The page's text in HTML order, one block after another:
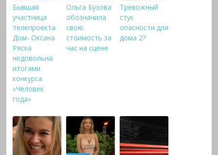
Бывшая
участница
телепроекта
Дом- Оксана
Ряска
недовольна
итогами
конкурса
«Человек
года»
Ольга Бузова
обозначила
свою
стоимость за
час на сцене
Тревожный
стук
опасности для
дома 2?